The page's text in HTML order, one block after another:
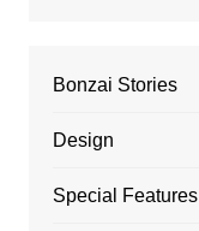
Bonzai Stories
Design
Special Features